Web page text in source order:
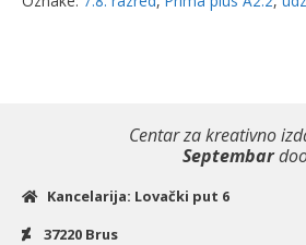
i
za
8.
Centar za kreativno
Septembar
Kancelarija: Lovački put 6
37220 Brus